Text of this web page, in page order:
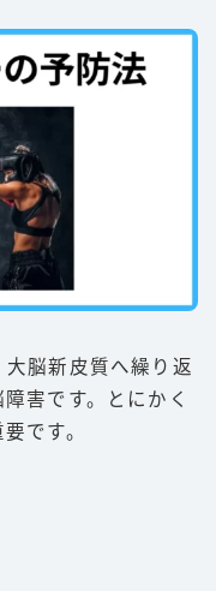
脳新皮質へ繰り返
害です。とにかく
です。